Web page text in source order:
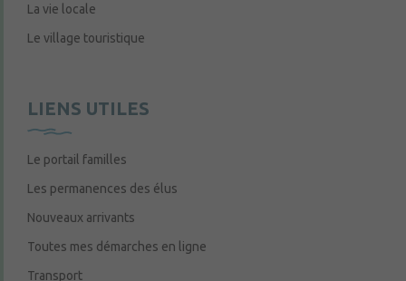
La vie locale
Le village touristique
LIENS UTILES
Le portail familles
Les permanences des élus
Nouveaux arrivants
Toutes mes démarches en ligne
Transport